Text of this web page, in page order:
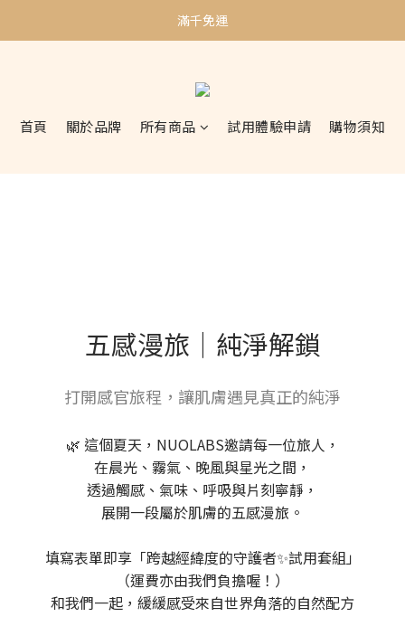
加入會員贈$50購物金｜邀請好友再贈$100購物金
滿千免運
首頁 關於品牌 所有商品 試用體驗申請 購物須知
五感漫旅｜純淨解鎖
打開感官旅程，讓肌膚遇見真正的純淨
🌿 這個夏天，NUOLABS邀請每一位旅人，
在晨光、霧氣、晚風與星光之間，
透過觸感、氣味、呼吸與片刻寧靜，
展開一段屬於肌膚的五感漫旅。
填寫表單即享「跨越經緯度的守護者✨試用套組」
（運費亦由我們負擔喔！）
和我們一起，緩緩感受來自世界角落的自然配方